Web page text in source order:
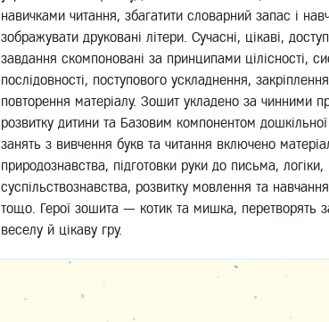
навичками читання, збагатити словарний запас і
зображувати друкованi літери. Сучасні, цікаві,
завдання скомпоновані за принципами цілісності,
послідовності, поступового ускладнення,
повторення матеріалу. Зошит укладено за чинними
розвитку дитини та Базовим компонентом
занять з вивчення букв та читання включено
природознавства, підготовки руки до письма, логіки,
суспільствознавства, розвитку мовлення та
тощо. Герої зошита — котик та мишка, перетворять
веселу й цікаву гру.